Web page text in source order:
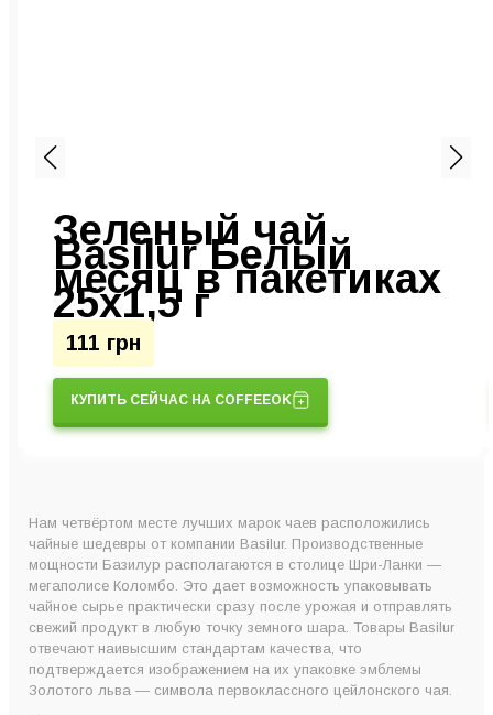
Зеленый чай
Basilur Белый
месяц в пакетиках
25х1,5 г
111 грн
КУПИТЬ СЕЙЧАС НА COFFEEOK
Нам четвёртом месте лучших марок чаев расположились
чайные шедевры от компании Basilur. Производственные
мощности Базилур располагаются в столице Шри-Ланки —
мегаполисе Коломбо. Это дает возможность упаковывать
чайное сырье практически сразу после урожая и отправлять
свежий продукт в любую точку земного шара. Товары Basilur
отвечают наивысшим стандартам качества, что
подтверждается изображением на их упаковке эмблемы
Золотого льва — символа первоклассного цейлонского чая.